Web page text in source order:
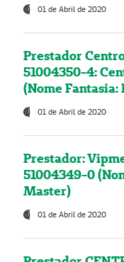
01 de Abril de 2020
Prestador
51004350-4:
(Nome
01 de Abril de 2020
Prestador:
51004349-0
Master)
01 de Abril de 2020